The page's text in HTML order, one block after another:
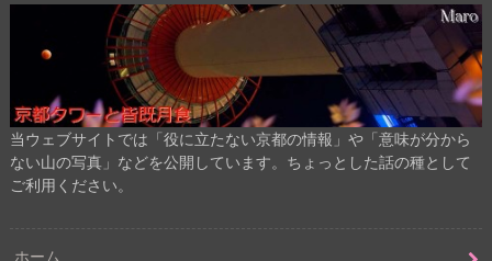
当ウェブサイトでは「役に立たない京都の情報」や「意味が分から
ない山の写真」などを公開しています。ちょっとした話の種として
ご利用ください。
ホーム